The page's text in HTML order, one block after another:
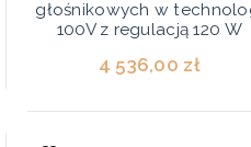
głośnikowych w
100V z regulacją 120 W
4 536,00 zł